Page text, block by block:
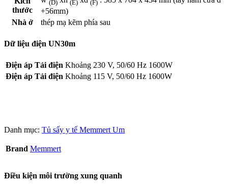
thước
(D) (E) (F)
+56mm)
Nhà ở
thép mạ kẽm phía sau
Dữ liệu điện UN30m
Điện áp Tải điện Khoảng 230 V, 50/60 Hz 1600W
Điện áp Tải điện Khoảng 115 V, 50/60 Hz 1600W
Danh mục: Tủ sấy y tế Memmert Um
Brand Memmert
Điều kiện môi trường xung quanh